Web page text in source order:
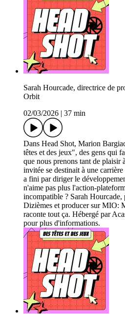
Sarah Hourcade, directrice de
Orbit
02/03/2026
37 min
Dans Head Shot, Marion
têtes et des jeux", des gens qui
que nous prenons tant de plaisir
invitée se destinait à une
a fini par diriger le
n'aime pas plus l'action-
incompatible ? Sarah
Dizièmes et producer sur MIO:
raconte tout ça. Hébergé par
pour plus d'informations.